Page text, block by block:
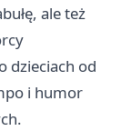
ale też
dzieciach od
i humor